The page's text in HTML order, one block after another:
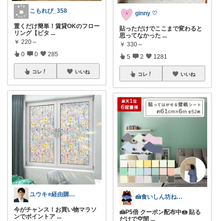
こもれび_358
置くだけ簡単！賃貸OKのフロー
リング【ピタ ...
￥ 220～
0 0 285
コレ いいね
ユウキ⭐️経由購入感謝です！
今がチャンス！お買い物マラソ
ンでポイントア ...
ginny ♡
貼っただけでここまで変わると
思ってなかった ...
￥ 330～
5 2 1281
コレ いいね
🍰食いしん坊ねっこ🍩毎日タロット占い
🍰P5倍 クーポン配布中🍩 貼る
だけで空間 ...